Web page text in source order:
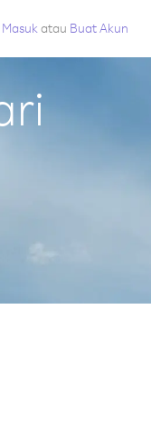
Masuk atau Buat Akun